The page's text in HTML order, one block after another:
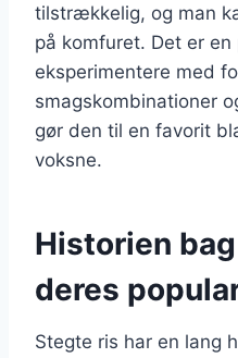
tilstrækkelig, og man
på komfuret. Det er
eksperimentere med
smagskombinationer
gør den til en favorit
voksne.
Historien
deres
Stegte ris har en lang